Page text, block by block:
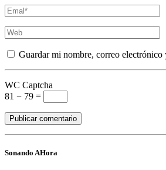
Guardar mi nombre, correo
WC Captcha
81 − 79 =
Sonando AHora